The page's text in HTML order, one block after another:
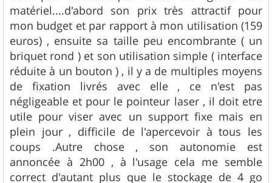
matériel....d'abord son prix très attractif pour
mon budget et par rapport à mon utilisation (159
euros) , ensuite sa taille peu encombrante ( un
briquet rond ) et son utilisation simple ( interface
réduite à un bouton ) , il y a de multiples moyens
de fixation livrés avec elle , ce n'est pas
négligeable et pour le pointeur laser , il doit etre
utile pour viser avec un support fixe mais en
plein jour , difficile de l'apercevoir à tous les
coups .Autre chose , son autonomie est
annoncée à 2h00 , à l'usage cela me semble
correct d'autant plus que le stockage de 4 go